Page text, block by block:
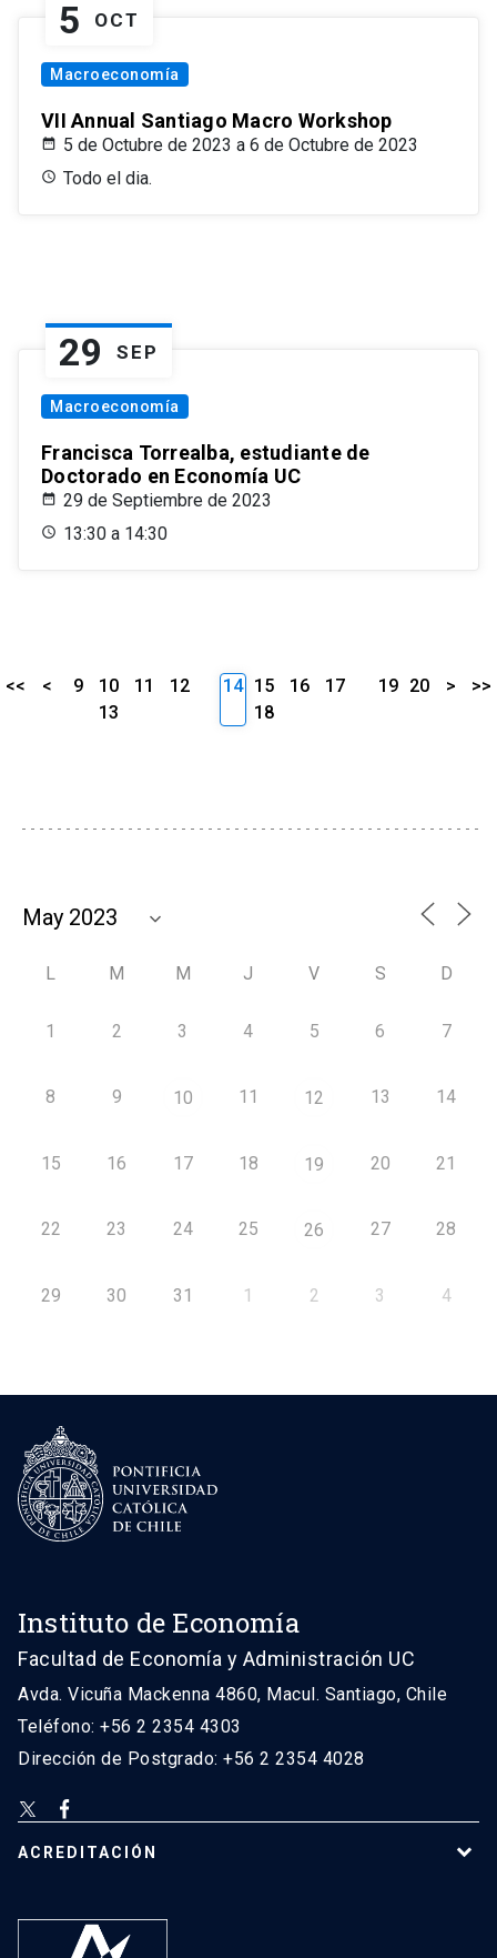
5 OCT
Macroeconomía
VII Annual Santiago Macro Workshop
5 de Octubre de 2023 a 6 de Octubre de 2023
Todo el dia.
29 SEP
Macroeconomía
Francisca Torrealba, estudiante de
Doctorado en Economía UC
29 de Septiembre de 2023
13:30 a 14:30
<< < 9 10 11
12
13
14 15 16
17
18
19 20 > >>
L M M J V S D
1 2 3 4 5 6 7
8 9 10 11 12 13 14
15 16 17 18 19 20 21
22 23 24 25 26 27 28
29 30 31 1 2 3 4
Instituto de Economía
Facultad de Economía y Administración UC
Avda. Vicuña Mackenna 4860, Macul. Santiago, Chile
Teléfono: +56 2 2354 4303
Dirección de Postgrado: +56 2 2354 4028
ACREDITACIÓN